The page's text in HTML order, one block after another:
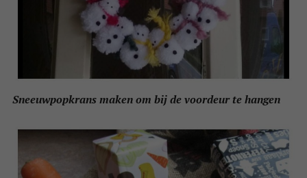
Sneeuwpopkrans maken om bij de voordeur te hangen